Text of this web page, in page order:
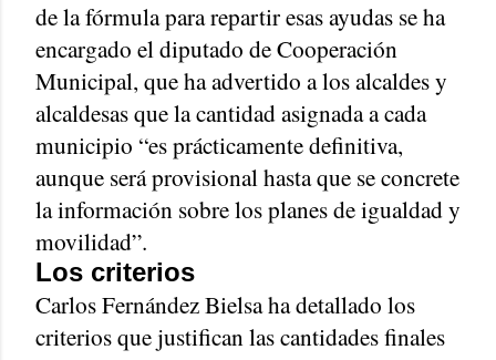
de la fórmula para repartir esas ayudas se ha
encargado el diputado de Cooperación
Municipal, que ha advertido a los alcaldes y
alcaldesas que la cantidad asignada a cada
municipio “es prácticamente definitiva,
aunque será provisional hasta que se concrete
la información sobre los planes de igualdad y
movilidad”.
Los criterios
Carlos Fernández Bielsa ha detallado los
criterios que justifican las cantidades finales